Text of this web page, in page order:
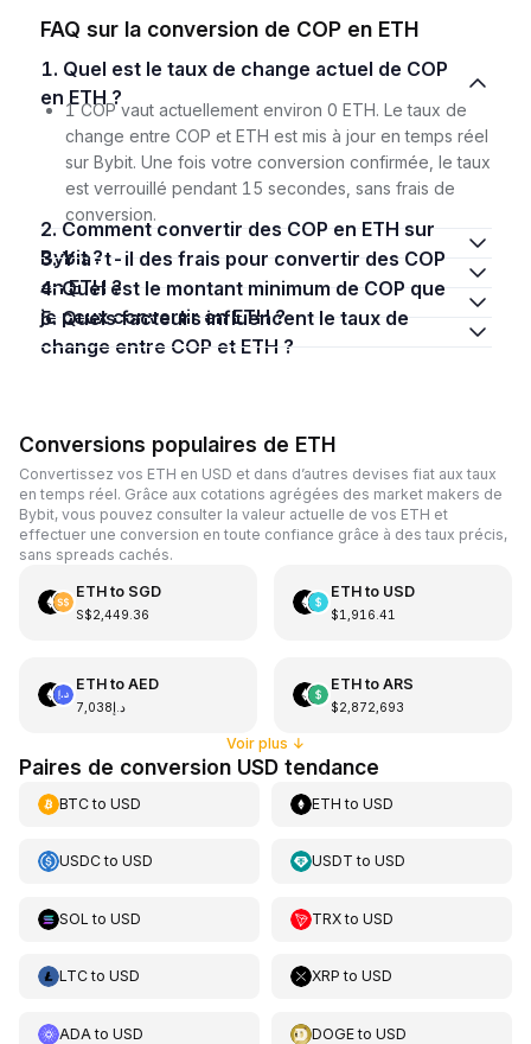
FAQ sur la conversion de COP en ETH
1. Quel est le taux de change actuel de COP
en ETH ?
1 COP vaut actuellement environ 0 ETH. Le taux de
change entre COP et ETH est mis à jour en temps réel
sur Bybit. Une fois votre conversion confirmée, le taux
est verrouillé pendant 15 secondes, sans frais de
conversion.
2. Comment convertir des COP en ETH sur
Bybit ?
3. Y a-t-il des frais pour convertir des COP
en ETH ?
4. Quel est le montant minimum de COP que
je peux convertir en ETH ?
5. Quels facteurs influencent le taux de
change entre COP et ETH ?
Conversions populaires de ETH
Convertissez vos ETH en USD et dans d’autres devises fiat aux taux
en temps réel. Grâce aux cotations agrégées des market makers de
Bybit, vous pouvez consulter la valeur actuelle de vos ETH et
effectuer une conversion en toute confiance grâce à des taux précis,
sans spreads cachés.
ETHto SGD
S$2,449.36
ETHto USD
$1,916.41
ETHto AED
د.إ7,038
ETHto ARS
$2,872,693
Voir plus ↓
Paires de conversion USD tendance
BTCto USD ETH toUSD
USDCto USD USDT toUSD
SOL to USD TRXtoUSD
LTCto USD XRP toUSD
ADA to USD DOGEtoUSD